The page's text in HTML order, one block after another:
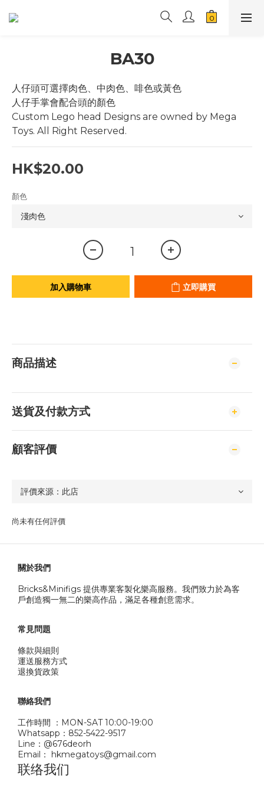
BA30
人仔頭可選擇肉色、中肉色、啡色或黃色
人仔手掌會配合頭的顏色
Custom Lego head Designs are owned by Mega
Toys. All Right Reserved.
HK$20.00
顏色
加入購物車 立即購買
商品描述
送貨及付款方式
顧客評價
尚未有任何評價
關於我們
Bricks&Minifigs 提供專業客製化樂高服務。我們致力於為客
戶創造獨一無二的樂高作品，滿足各種創意需求。
常見問題
條款與細則
運送服務方式
退換貨政策
聯絡我們
工作時間 ：MON-SAT 10:00-19:00
Whatsapp：852-5422-9517
Line：@676deorh
Email： hkmegatoys@gmail.com
联络我们